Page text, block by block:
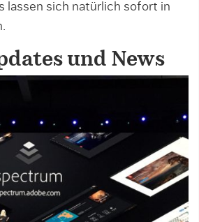
lassen sich natürlich sofort in
und News